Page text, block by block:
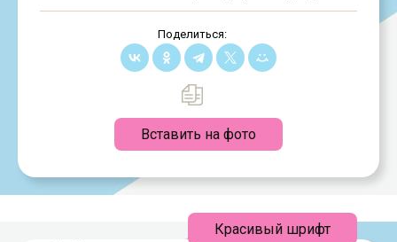
Поделиться:
Вставить на фото
Красивый шрифт